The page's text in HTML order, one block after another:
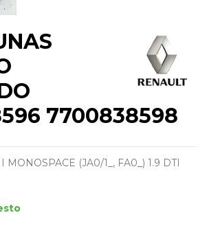
7700838598
MONOSPACE (JA0/1_, FA0_) 1.9 DTI